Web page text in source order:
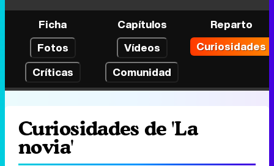
Ficha Capítulos
Reparto
Fotos
Vídeos
Curiosidades
Críticas
Comunidad
Curiosidades de 'La
novia'